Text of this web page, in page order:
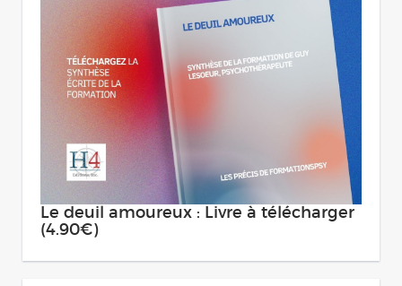
Le deuil amoureux : Livre à télécharger
(4.90€)